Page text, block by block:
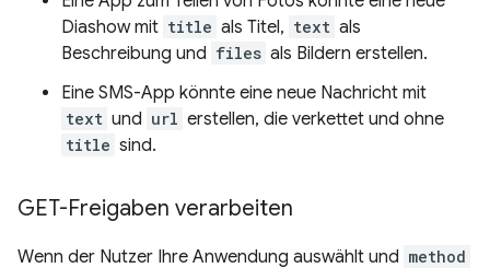
Diashow mit title als Titel, text als
Beschreibung und files als Bildern erstellen.
Eine SMS-App könnte eine neue Nachricht mit
text und url erstellen, die verkettet und ohne
title sind.
GET-Freigaben verarbeiten
Wenn der Nutzer Ihre Anwendung auswählt und method